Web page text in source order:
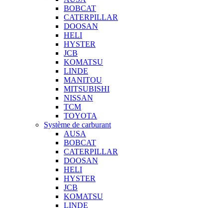
BOBCAT
CATERPILLAR
DOOSAN
HELI
HYSTER
JCB
KOMATSU
LINDE
MANITOU
MITSUBISHI
NISSAN
TCM
TOYOTA
Système de carburant
AUSA
BOBCAT
CATERPILLAR
DOOSAN
HELI
HYSTER
JCB
KOMATSU
LINDE